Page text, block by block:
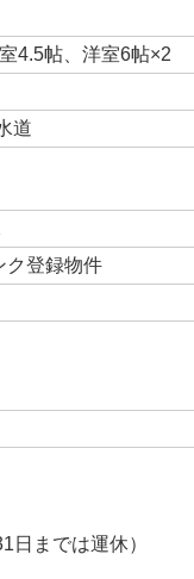
4.5帖、洋室6帖×2
道
ク登録物件
までは運休）